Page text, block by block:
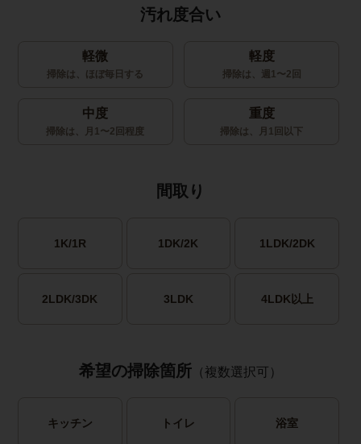
汚れ度合い
軽微
掃除は、ほぼ毎日する
軽度
掃除は、週1〜2回
中度
掃除は、月1〜2回程度
重度
掃除は、月1回以下
間取り
1K/1R 1DK/2K 1LDK/2DK
2LDK/3DK 3LDK 4LDK以上
希望の掃除箇所 （複数選択可）
キッチン トイレ 浴室